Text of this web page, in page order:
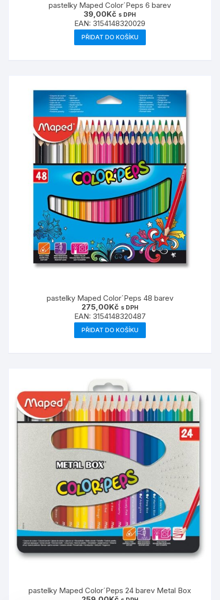
pastelky Maped Color´Peps 6 barev
39,00Kč s DPH
EAN: 3154148320029
PŘIDAT DO KOŠÍKU
pastelky Maped Color´Peps 48 barev
275,00Kč s DPH
EAN: 3154148320487
PŘIDAT DO KOŠÍKU
pastelky Maped Color´Peps 24 barev Metal Box